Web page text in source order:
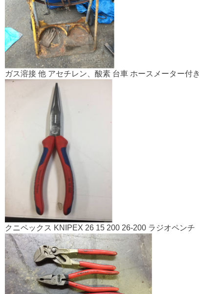
ガス溶接 他 アセチレン、酸素 台車 ホースメーター付き
クニペックス KNIPEX 26 15 200 26-200 ラジオペンチ